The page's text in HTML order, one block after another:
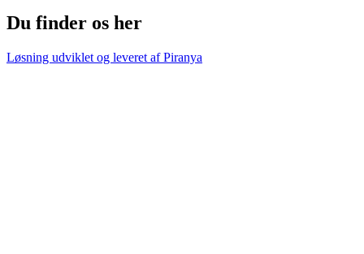
Du finder os her
Løsning udviklet og leveret afPiranya